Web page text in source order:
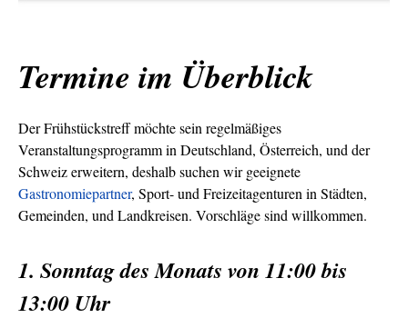
Termine im Überblick
Der Frühstückstreff möchte sein regelmäßiges
Veranstaltungsprogramm in Deutschland, Österreich, und der
Schweiz erweitern, deshalb suchen wir geeignete
Gastronomiepartner, Sport- und Freizeitagenturen in Städten,
Gemeinden, und Landkreisen. Vorschläge sind willkommen.
1. Sonntag des Monats von 11:00 bis
13:00 Uhr